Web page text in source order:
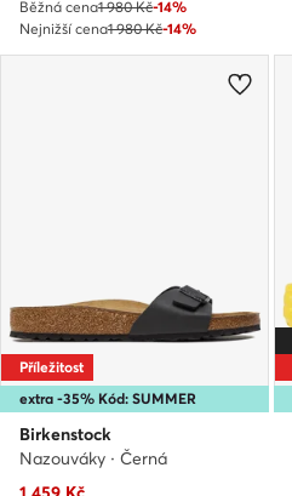
Běžná cena1 980 Kč-14%
Nejnižší cena1 980 Kč-14%
extra -35% Kód: SUMMER
Příležitost
Birkenstock
Nazouváky · Černá
Aktuální cena